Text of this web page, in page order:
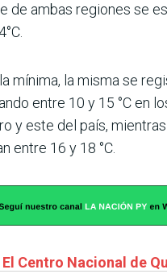
de ambas regiones se
mínima, la misma se
entre 10 y 15 °C en
y este del país, mientras
entre 16 y 18 °C.
Centro Nacional de